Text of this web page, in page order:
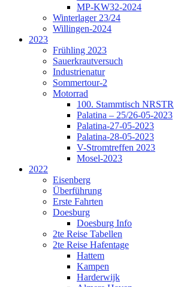
MP-KW32-2024
Winterlager 23/24
Willingen-2024
2023
Frühling 2023
Sauerkrautversuch
Industrienatur
Sommertour-2
Motorrad
100. Stammtisch NRSTR
Palatina – 25/26-05-2023
Palatina-27-05-2023
Palatina-28-05-2023
V-Stromtreffen 2023
Mosel-2023
2022
Eisenberg
Überführung
Erste Fahrten
Doesburg
Doesburg Info
2te Reise Tabellen
2te Reise Hafentage
Hattem
Kampen
Harderwijk